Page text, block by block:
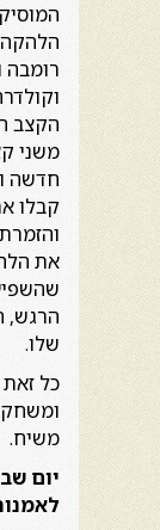
הלהקה
רומבה
הקצב
משני
חדשה
קבלו
את
הרגש,
שלו.
כל
משיח.
לאמנות,